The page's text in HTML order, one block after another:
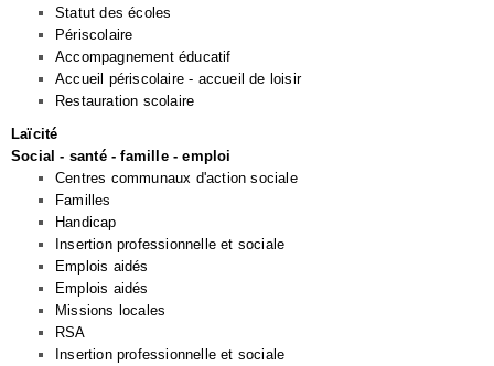
Statut des écoles
Périscolaire
Accompagnement éducatif
Accueil périscolaire - accueil de loisir
Restauration scolaire
Laïcité
Social - santé - famille - emploi
Centres communaux d'action sociale
Familles
Handicap
Insertion professionnelle et sociale
Emplois aidés
Emplois aidés
Missions locales
RSA
Insertion professionnelle et sociale